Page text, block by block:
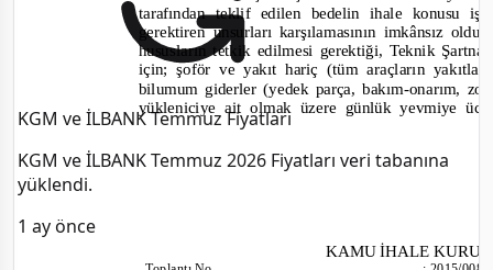
KGM ve İLBANK Temmuz Fiyatları
KGM ve İLBANK Temmuz 2026 Fiyatları veri tabanına
yüklendi.
1 ay önce
tarafından teklif edilen bedelin ihale konusu
gerektiren unsurları karşılamasının imkânsız
hususların tetkik edilmesi gerektiği, Teknik
için; şoför ve yakıt hariç (tüm araçların
bilumum giderler (yedek parça, bakım-onarım,
yükleniciye ait olmak üzere günlük yevmiye
KAMU İHALE